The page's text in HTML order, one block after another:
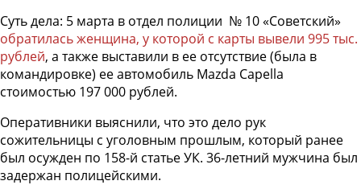
Суть дела: 5 марта в отдел полиции № 10 «Советский»
обратилась женщина, у которой с карты вывели 995 тыс.
рублей, а также выставили в ее отсутствие (была в
командировке) ее автомобиль Mazda Capella
стоимостью 197 000 рублей.
Оперативники выяснили, что это дело рук
сожительницы с уголовным прошлым, который ранее
был осужден по 158-й статье УК. 36-летний мужчина был
задержан полицейскими.